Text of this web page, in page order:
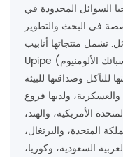
السوائل المحدودة في
في البحث والتطوير
تشمل منتجاتها أنابيب
Upipe (أنابيب/وصلات من سبائك الألومنيوم) وأنابيب Liq،
ولديها فروع
الأمريكية، والهند،
المتحدة، والبرتغال،
السعودية، وكوريا،